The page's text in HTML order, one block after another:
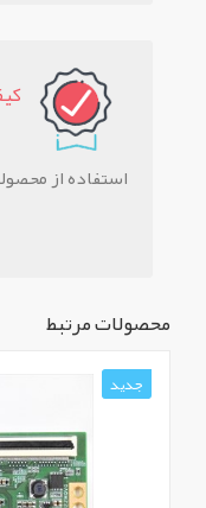
استفاده از
محصولات مرتبط
جدید